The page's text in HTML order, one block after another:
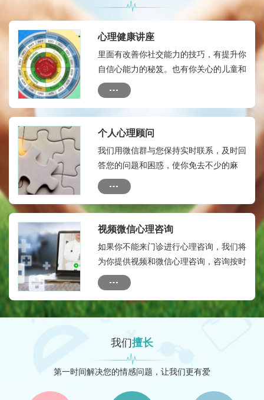
心理健康讲座
里面有改善你社交能力的技巧，有提升你
自信心能力的秘笈。也有你关心的儿童和
成人的心理健康热点，有如何自我心理治
疗的方法和技术
个人心理顾问
我们用微信群与您保持实时联系，及时回
答您的问题和困惑，使你免去不少的麻
烦。为保证您的瘾私，本微信群只有您及
您的联系人与心理专家，专家助理等人，
没有外人。全年顾问费：580元。
视频微信心理咨询
如果你不能来门诊进行心理咨询，我们将
为你提供视频和微信心理咨询，咨询按时
间收费：收费标准如下：10分钟内：50
元---20分钟内：150元
我们擅长
第一时间解决您的情感问题，让我们更有爱